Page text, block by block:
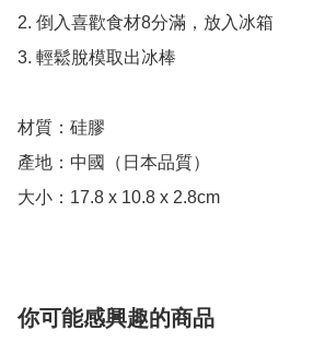
2. 倒入喜歡食材8分滿，放入冰箱
3. 輕鬆脫模取出冰棒
材質：硅膠
產地：中國（日本品質）
大小：17.8 x 10.8 x 2.8cm
你可能感興趣的商品